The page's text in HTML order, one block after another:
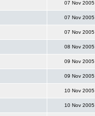
07 Nov 2005
07 Nov 2005
07 Nov 2005
08 Nov 2005
09 Nov 2005
09 Nov 2005
10 Nov 2005
10 Nov 2005